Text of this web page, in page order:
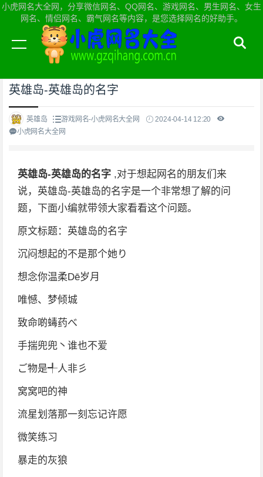
小虎网名大全网，分享微信网名、QQ网名、游戏网名、男生网名、女生
网名、情侣网名、霸气网名等内容，是您选择网名的好助手。
当前位置：小虎网名大全网首页>游戏网名
英雄岛-英雄岛的名字
英雄岛 游戏网名-小虎网名大全网
2024-04-14 12:20
小虎网名大全网
英雄岛-英雄岛的名字 ,对于想起网名的朋友们来
说，英雄岛-英雄岛的名字是一个非常想了解的问
题，下面小编就带领大家看看这个问题。
原文标题：英雄岛的名字
沉闷想起的不是那个她り
想念你温柔Dē岁月
唯憾、梦倾城
致命啲蝳药べ
手揣兜兜丶谁也不爱
ご物是╃人非彡
窝窝吧的神
流星划落那一刻忘记许愿
微笑练习
暴走的灰狼